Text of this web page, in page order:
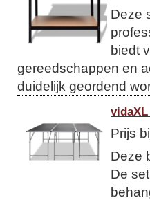
Deze
biedt
gereedschappen en
duidelijk geordend
Prijs
Deze
De